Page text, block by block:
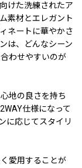
けた洗練されたア
素材とエレガント
ネートに華やかさ
は、どんなシーン
わせやすいのが
地の良さを持ち
仕様になって
に応じてスタイリ
愛用することが